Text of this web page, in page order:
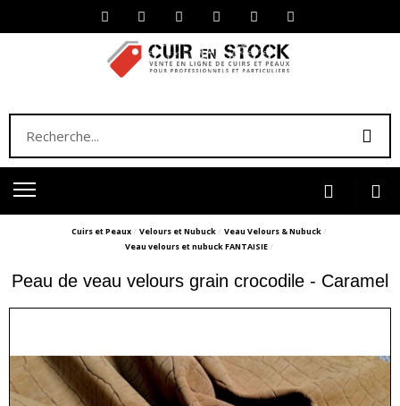
Cuirs et Peaux Velours et Nubuck
Veau Velours & Nubuck
Veau velours et nubuck FANTAISIE
Peau de veau velours grain crocodile - Caramel